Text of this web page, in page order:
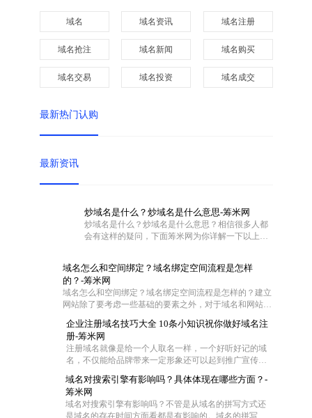
域名 域名资讯 域名注册
域名抢注 域名新闻 域名购买
域名交易 域名投资 域名成交
最新热门认购
最新资讯
炒域名是什么？炒域名是什么意思-筹米网
炒域名是什么？炒域名是什么意思？相信很多人都
会有这样的疑问，下面筹米网为你详解一下以上问
域名怎么和空间绑定？域名绑定空间流程是怎样
的？-筹米网
域名怎么和空间绑定？域名绑定空间流程是怎样的？建立
网站除了要考虑一些基础的要素之外，对于域名和网站空
么联系在一起呢?一般都是通过域名解析把域名指向空间
IP，让用户可以通过域名访问网站空间。那么网站域名如
何绑定空间？下面筹米网小编就带大家去看看域名怎么和
空间绑定和域名绑定空间流程是怎样的。
企业注册域名技巧大全 10条小知识祝你做好域名注
册-筹米网
注册域名就像是给一个人取名一样，一个好听好记的域
名，不仅能给品牌带来一定形象还可以起到推广宣传的
大，那么作为一家企业怎么去注册域名成了企业的难
题，今天筹米就给大家一些小妙招！帮你选择适合的好
域名：
域名对搜索引擎有影响吗？具体体现在哪些方面？-
筹米网
域名对搜索引擎有影响吗？不管是从域名的拼写方式还
是域名的存在时间方面看都是有影响的。域名的拼写是